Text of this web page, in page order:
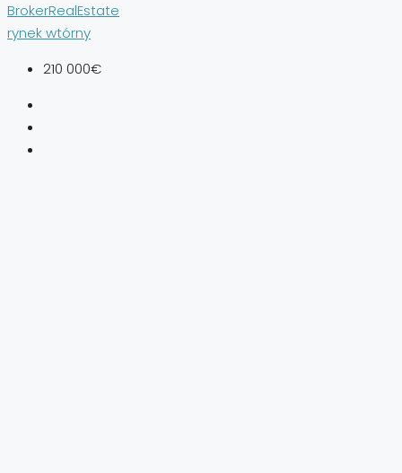
BrokerRealEstate
rynek wtórny
210 000€